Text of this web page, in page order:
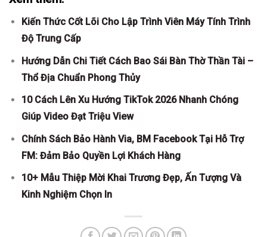
Kiến Thức Cốt Lõi Cho Lập Trình Viên Máy Tính Trình
Độ Trung Cấp
Hướng Dẫn Chi Tiết Cách Bao Sái Bàn Thờ Thần Tài –
Thổ Địa Chuẩn Phong Thủy
10 Cách Lên Xu Hướng TikTok 2026 Nhanh Chóng
Giúp Video Đạt Triệu View
Chính Sách Bảo Hành Via, BM Facebook Tại Hỗ Trợ
FM: Đảm Bảo Quyền Lợi Khách Hàng
10+ Mẫu Thiệp Mời Khai Trương Đẹp, Ấn Tượng Và
Kinh Nghiệm Chọn In